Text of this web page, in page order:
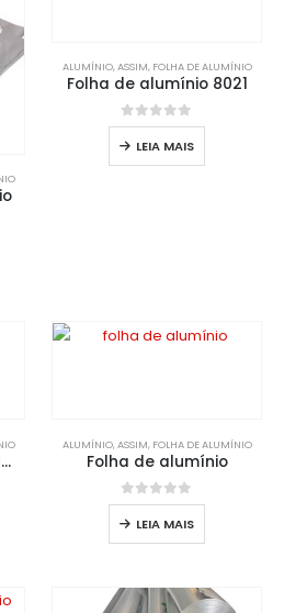
ALUMÍNIO, ASSIM, FOLHA DE ALUMÍNIO
Folha de alumínio 8021
0fora de 5
LEIA MAIS
Alf1462 Alumínio de alumínio 1100 folha
ALUMÍNIO, ASSIM, FOLHA DE ALUMÍNIO
Folha de alumínio
0fora de 5
LEIA MAIS